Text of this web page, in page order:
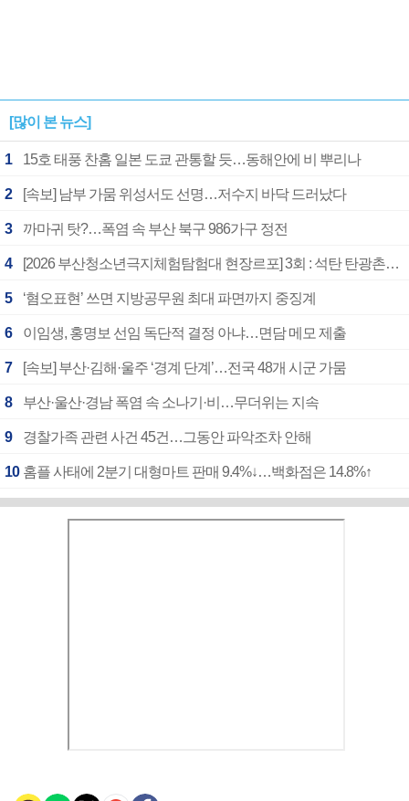
[많이 본 뉴스]
1 15호 태풍 찬홈 일본 도쿄 관통할 듯…동해안에 비 뿌리나
2 [속보] 남부 가뭄 위성서도 선명…저수지 바닥 드러났다
3 까마귀 탓?…폭염 속 부산 북구 986가구 정전
4 [2026 부산청소년극지체험탐험대 현장르포] 3회 : 석탄 탄광촌에서 북극 연구의 중심지로
5 ‘혐오표현’ 쓰면 지방공무원 최대 파면까지 중징계
6 이임생, 홍명보 선임 독단적 결정 아냐…면담 메모 제출
7 [속보] 부산·김해·울주 ‘경계 단계’…전국 48개 시군 가뭄
8 부산·울산·경남 폭염 속 소나기·비…무더위는 지속
9 경찰가족 관련 사건 45건…그동안 파악조차 안해
10 홈플 사태에 2분기 대형마트 판매 9.4%↓…백화점은 14.8%↑